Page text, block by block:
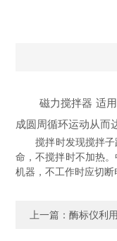
磁力搅拌器 适用于
成圆周循环运动从而
搅拌时发现搅拌子跳
命，不搅拌时不加热
机器，不工作时应切断
上一篇： 酶标仪利